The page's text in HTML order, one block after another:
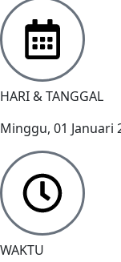
HARI & TANGGAL
Minggu, 01 Januari
WAKTU